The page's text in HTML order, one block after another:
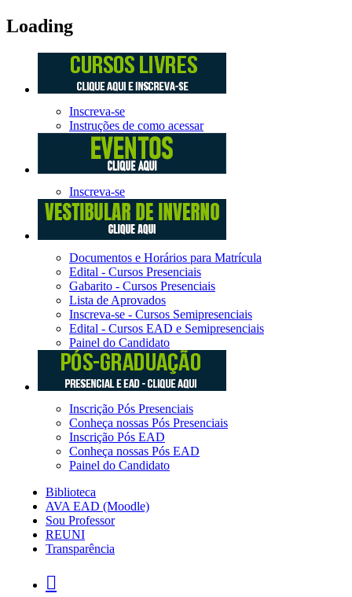
Loading
Inscreva-se
Instruções de como acessar
Inscreva-se
Documentos e Horários para Matrícula
Edital - Cursos Presenciais
Gabarito - Cursos Presenciais
Lista de Aprovados
Inscreva-se - Cursos Semipresenciais
Edital - Cursos EAD e Semipresenciais
Painel do Candidato
Inscrição Pós Presenciais
Conheça nossas Pós Presenciais
Inscrição Pós EAD
Conheça nossas Pós EAD
Painel do Candidato
Biblioteca
AVA EAD (Moodle)
Sou Professor
REUNI
Transparência
